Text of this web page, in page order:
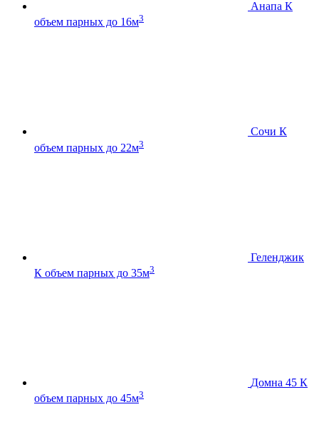
Анапа К
объем парных до 16м3
Сочи К
объем парных до 22м3
Геленджик
К объем парных до 35м3
Домна 45 К
объем парных до 45м3